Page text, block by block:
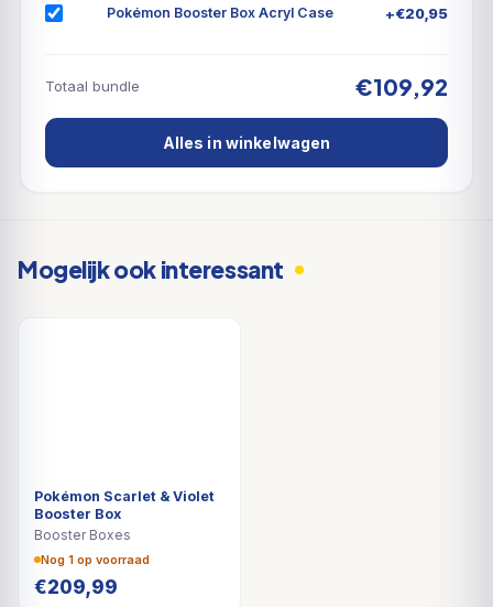
Pokémon Booster Box Acryl Case +€20,95
Totaal bundle €109,92
Alles in winkelwagen
Mogelijk ook interessant
Pokémon Scarlet & Violet
Booster Box
Booster Boxes
Nog 1 op voorraad
€209,99